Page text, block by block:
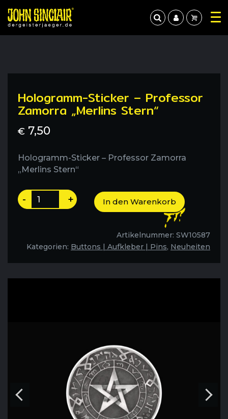
Hologramm-Sticker – Professor
Zamorra „Merlins Stern“
€ 7,50
Hologramm-Sticker – Professor Zamorra
„Merlins Stern“
Hologramm-
Sticker
Zamorra
"Merlins
Stern"
Menge
- + In den Warenkorb
Artikelnummer: SW10587
Kategorien: Buttons | Aufkleber | Pins, Neuheiten